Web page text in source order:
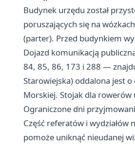
Budynek urzędu został
poruszających się na
(parter). Przed budynkiem
Dojazd komunikacją
84, 85, 86, 173 i 288 —
Starowiejska) oddalona jest
Morskiej. Stojak dla
Ograniczone dni
Część referatów i
pomoże uniknąć nieudanej